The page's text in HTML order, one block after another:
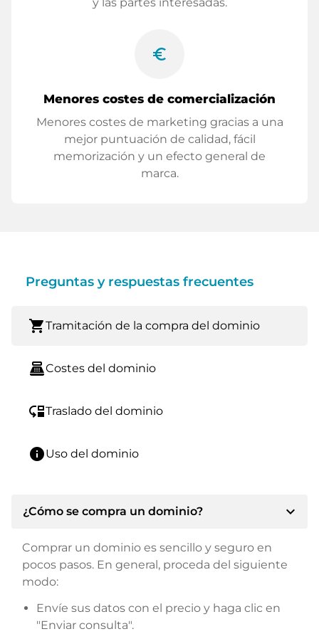
euro_symbol
Menores costes de comercialización
Menores costes de marketing gracias a una
mejor puntuación de calidad, fácil
memorización y un efecto general de
marca.
Preguntas y respuestas frecuentes
shopping_cartTramitación de la compra del dominio
point_of_saleCostes del dominio
move_downTraslado del dominio
infoUso del dominio
¿Cómo se compra un dominio? expand_more
Comprar un dominio es sencillo y seguro en
pocos pasos. En general, proceda del siguiente
modo:
Envíe sus datos con el precio y haga clic en
"Enviar consulta".